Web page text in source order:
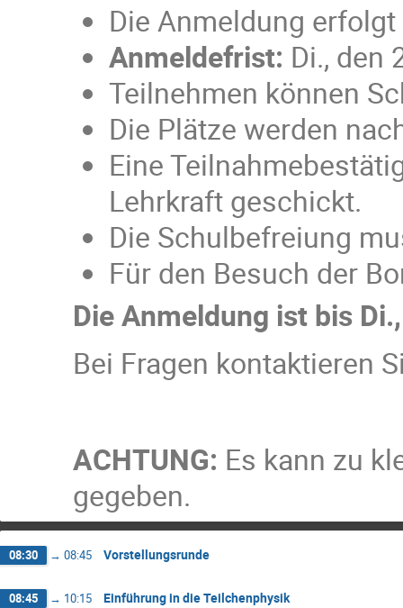
Die Anmeldung
Anmeldefrist: Di., den
Teilnehmen können
Die Plätze werden
Eine
Lehrkraft geschickt.
Die Schulbefreiung
Für den Besuch der
Die Anmeldung ist bis
Bei Fragen kontaktieren
ACHTUNG: Es kann zu
gegeben.
08:30 → 08:45 Vorstellungsrunde
08:45 → 10:15 Einführung in die Teilchenphysik